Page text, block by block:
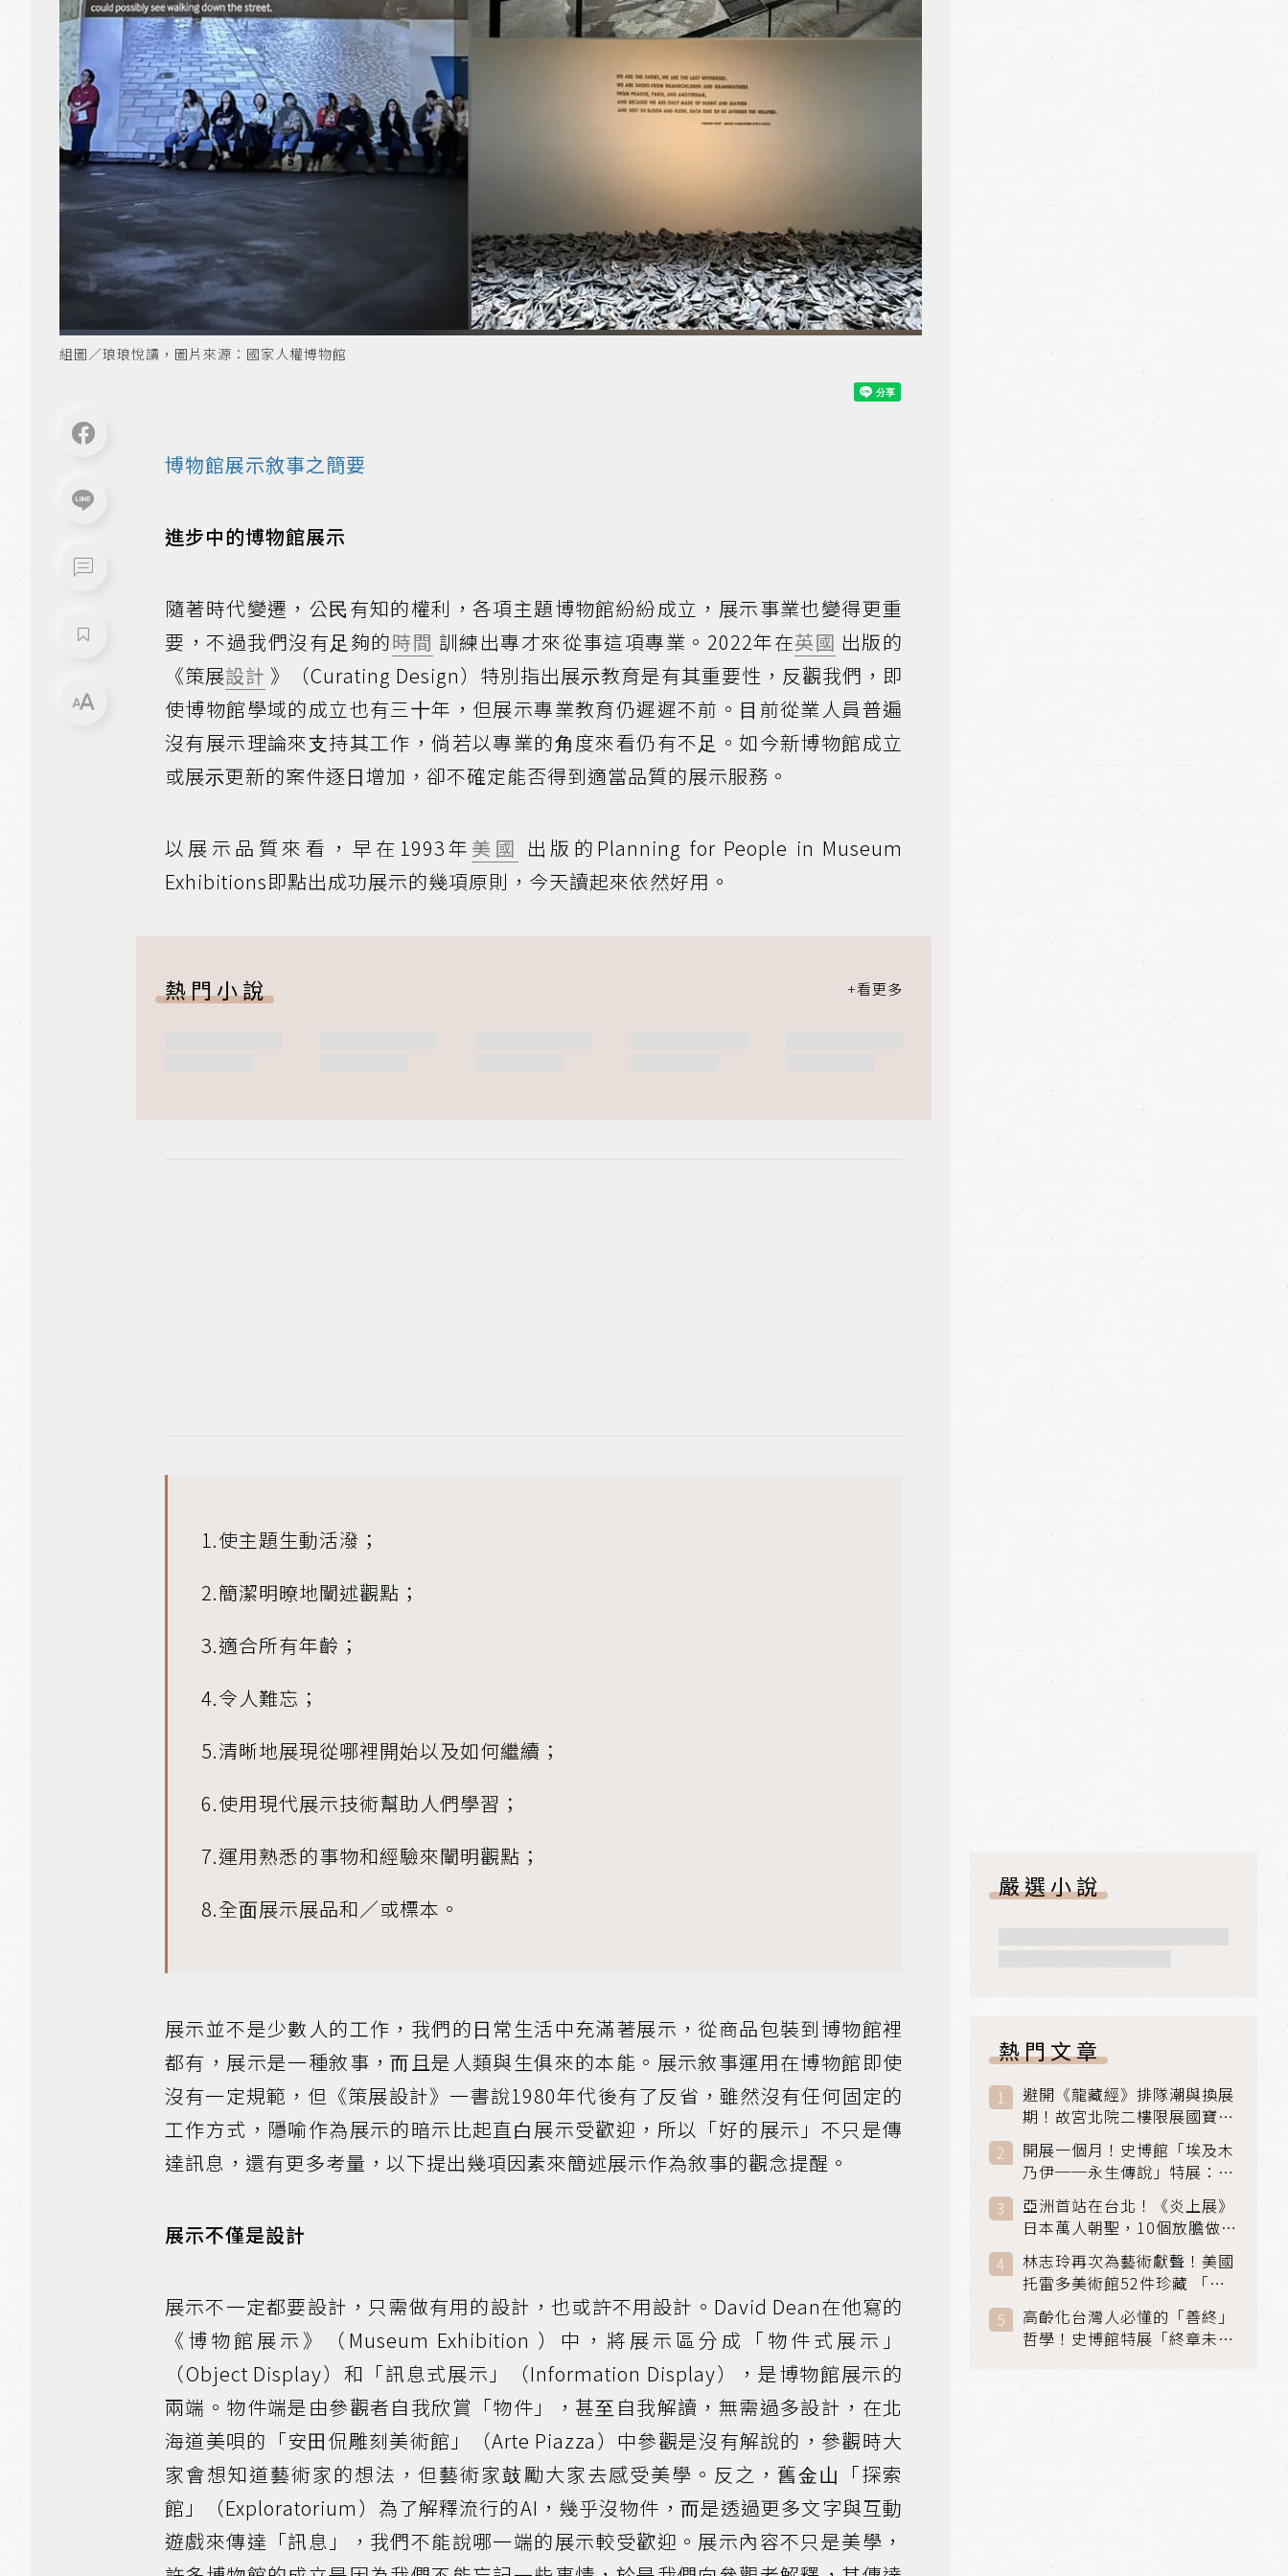
組圖／琅琅悅讀，圖片來源：國家人權博物館
博物館展示敘事之簡要
進步中的博物館展示
隨著時代變遷，公⺠有知的權利，各項主題博物館紛紛成立，展示事業也變得更重
要，不過我們沒有⾜夠的時間 訓練出專才來從事這項專業。2022年在英國 出版的
《策展設計 》（Curating Design）特別指出展⽰教育是有其重要性，反觀我們，即
使博物館學域的成立也有三⼗年，但展示專業教育仍遲遲不前。⽬前從業⼈員普遍
沒有展示理論來⽀持其⼯作，倘若以專業的⾓度來看仍有不⾜。如今新博物館成立
或展⽰更新的案件逐⽇增加，卻不確定能否得到適當品質的展示服務。
以展示品質來看，早在1993年 美國 出版的Planning for People in Museum
Exhibitions即點出成功展示的幾項原則，今天讀起來依然好⽤。
熱門小說
1.使主題⽣動活潑；
2.簡潔明暸地闡述觀點；
3.適合所有年齡；
4.令⼈難忘；
5.清晰地展現從哪裡開始以及如何繼續；
6.使⽤現代展示技術幫助⼈們學習；
7.運⽤熟悉的事物和經驗來闡明觀點；
8.全⾯展示展品和／或標本。
展示並不是少數⼈的⼯作，我們的⽇常⽣活中充滿著展示，從商品包裝到博物館裡
都有，展示是⼀種敘事，⽽且是⼈類與⽣俱來的本能。展示敘事運⽤在博物館即使
沒有⼀定規範，但《策展設計》⼀書說1980年代後有了反省，雖然沒有任何固定的
⼯作⽅式，隱喻作為展示的暗示比起直⽩展示受歡迎，所以「好的展示」不只是傳
達訊息，還有更多考量，以下提出幾項因素來簡述展示作為敘事的觀念提醒。
展示不僅是設計
展示不⼀定都要設計，只需做有⽤的設計，也或許不⽤設計。David Dean在他寫的
《博物館展示》（Museum Exhibition ）中，將展示區分成「物件式展示」
（Object Display）和「訊息式展示」（Information Display），是博物館展示的
兩端。物件端是由參觀者⾃我欣賞「物件」，甚⾄⾃我解讀，無需過多設計，在北
海道美唄的「安⽥侃雕刻美術館」（Arte Piazza）中參觀是沒有解說的，參觀時⼤
家會想知道藝術家的想法，但藝術家⿎勵⼤家去感受美學。反之，舊⾦⼭「探索
館」（Exploratorium）為了解釋流⾏的AI，幾乎沒物件，⽽是透過更多文字與互動
遊戲來傳達「訊息」，我們不能說哪⼀端的展示較受歡迎。展示內容不只是美學，
嚴選小說
熱門文章
避開《龍藏經》排隊潮與換展
期！故宮北院二樓限展國寶
〈元世祖出獵圖〉、乾隆最愛
「滑冰賽」更精采
開展一個月！史博館「埃及木
乃伊──永生傳說」特展：看
見物件構築的永生風景
亞洲首站在台北！《炎上展》
日本萬人朝聖，10個放膽做自
己場景與台灣獨家展品同步亮
相
林志玲再次為藝術獻聲！美國
托雷多美術館52件珍藏 「古
典光影大師：林布蘭到哥雅」
在富邦美術館隆重開展
高齡化台灣人必懂的「善終」
哲學！史博館特展「終章未